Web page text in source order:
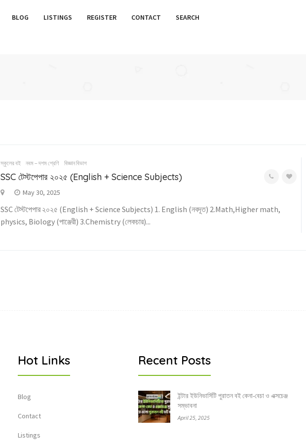
BLOG LISTINGS REGISTER CONTACT SEARCH
স্কুলের বই নবম – দশম শ্রেণি বিজ্ঞান বিভাগ
SSC টেস্টপেপার ২০২৫ (English + Science Subjects)
May 30, 2025
SSC টেস্টপেপার ২০২৫ (English + Science Subjects) 1. English (নবদূত) 2.Math,Higher math,
physics, Biology (পাঞ্জেরী) 3.Chemistry (লেকচার)...
Hot Links
Blog
Contact
Listings
Recent Posts
ইন্টার ইউনিভার্সিটি পুরাতন বই কেনা-বেচা ও এক্সচেঞ্জ
সম্ভাবনা
April 25, 2025